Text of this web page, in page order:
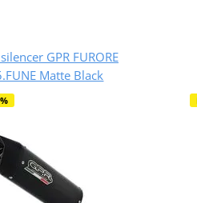
GPR FURORE
Matte Black